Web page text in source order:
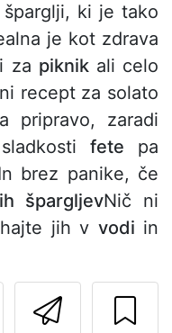
ki je tako
je kot zdrava
za piknikali celo
recept za solato
pripravo, zaradi
fete pa
brez panike, če
špargljevNič ni
jih v vodi in
Pošlji
Natisni to